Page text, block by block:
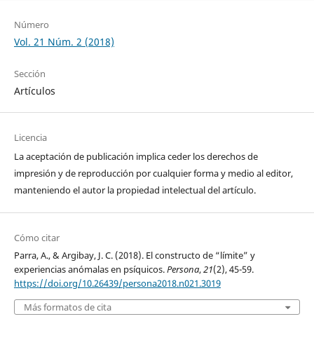
Número
Vol. 21 Núm. 2 (2018)
Sección
Artículos
Licencia
La aceptación de publicación implica ceder los derechos de
impresión y de reproducción por cualquier forma y medio al editor,
manteniendo el autor la propiedad intelectual del artículo.
Cómo citar
Parra, A., & Argibay, J. C. (2018). El constructo de “límite” y
experiencias anómalas en psíquicos.Persona,21(2), 45-59.
https://doi.org/10.26439/persona2018.n021.3019
Más formatos de cita